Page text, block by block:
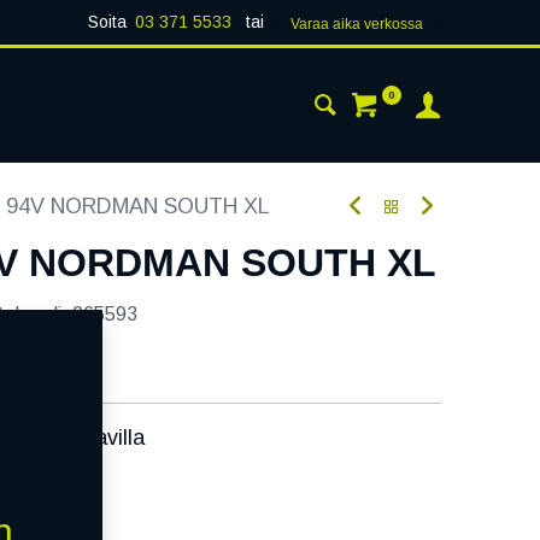
Soita 03 371 5533 tai Varaa aika verk​​​​ossa
0
NORDMAN SOUTH XL
NORDMAN SOUTH XL
265593
Saatavilla